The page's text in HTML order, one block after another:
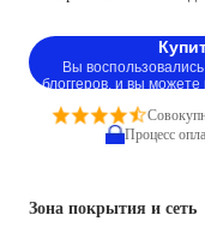
Вы
блоггеров, и вы
Процесс
Зона покрытия и сеть